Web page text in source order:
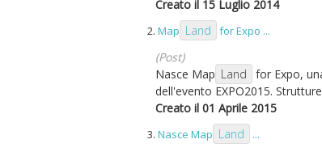
Creato il 15 Luglio 2014
2. Map Land for Expo ...
(Post)
Nasce Map Land
for Expo,
dell'evento EXPO2015.
Creato il 01 Aprile 2015
3. Nasce Map Land ...